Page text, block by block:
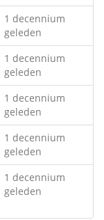
1 decennium
geleden
1 decennium
geleden
1 decennium
geleden
1 decennium
geleden
1 decennium
geleden